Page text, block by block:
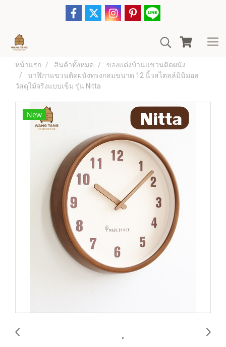
หน้าแรก สินค้าทั้งหมด
ของแต่งบ้านแขวนติดผนัง
นาฬิกาแขวนติดผนังทรงกลมขนาด 12 นิ้วสไตลล์มินิมอล
วัสดุไม้จริงแบบเข็ม รุ่น Nitta
New